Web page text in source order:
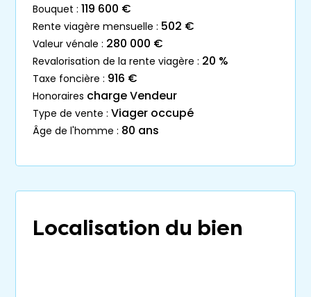
bouquet : 119 600 €
rente viagère mensuelle : 502 €
valeur vénale : 280 000 €
revalorisation de la rente viagère : 20 %
taxe foncière : 916 €
honoraires charge Vendeur
type de vente : Viager occupé
âge de l'homme : 80 ans
Localisation du bien